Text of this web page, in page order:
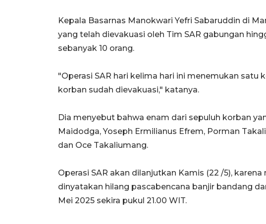
Kepala Basarnas Manokwari Yefri Sabaruddin di
yang telah dievakuasi oleh Tim SAR gabungan
sebanyak 10 orang.
"Operasi SAR hari kelima hari ini menemukan satu
korban sudah dievakuasi," katanya.
Dia menyebut bahwa enam dari sepuluh korban
Maidodga, Yoseph Ermilianus Efrem, Porman
dan Oce Takaliumang.
Operasi SAR akan dilanjutkan Kamis (22 /5),
dinyatakan hilang pascabencana banjir bandang
Mei 2025 sekira pukul 21.00 WIT.